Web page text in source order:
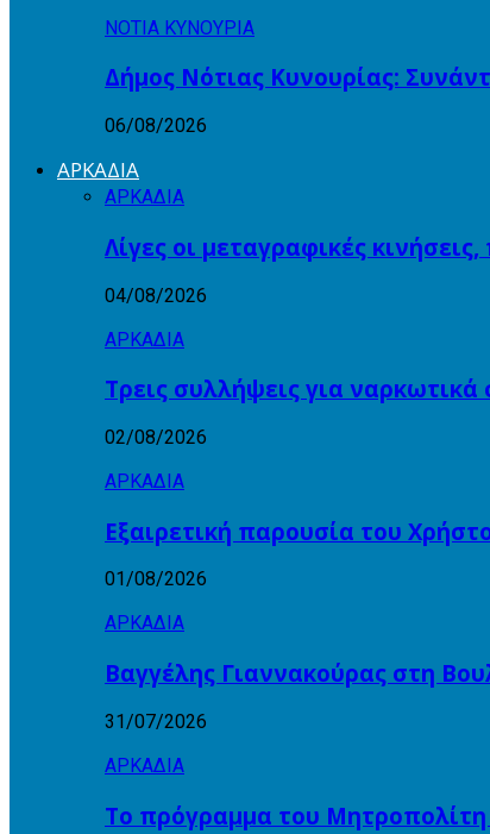
ΝΟΤΙΑ ΚΥΝΟΥΡΙΑ
Δήμος Νότιας Κυνουρίας:
06/08/2026
ΑΡΚΑΔΙΑ
ΑΡΚΑΔΙΑ
Λίγες οι μεταγραφικές
04/08/2026
ΑΡΚΑΔΙΑ
Τρεις συλλήψεις για
02/08/2026
ΑΡΚΑΔΙΑ
Εξαιρετική παρουσία του
01/08/2026
ΑΡΚΑΔΙΑ
Βαγγέλης Γιαννακούρας στη
31/07/2026
ΑΡΚΑΔΙΑ
Το πρόγραμμα του Μητροπολίτη